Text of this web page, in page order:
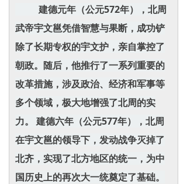
建德元年（公元572年），北周
武帝宇文邕凭借智慧与果断，成功铲
除了长期专权的宇文护，亲自掌控了
朝政。随后，他推行了一系列重要的
改革措施，涉及政治、经济和军事等
多个领域，极大地增强了北周的实
力。 建德六年（公元577年），北周
在宇文邕的领导下，发动战争灭掉了
北齐，实现了北方地区的统一，为中
国历史上的再次大一统奠定了基础。